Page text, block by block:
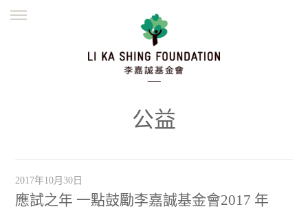
繁體
公益
2017年10月30日
應試之年 一點鼓勵李嘉誠基金會2017 年